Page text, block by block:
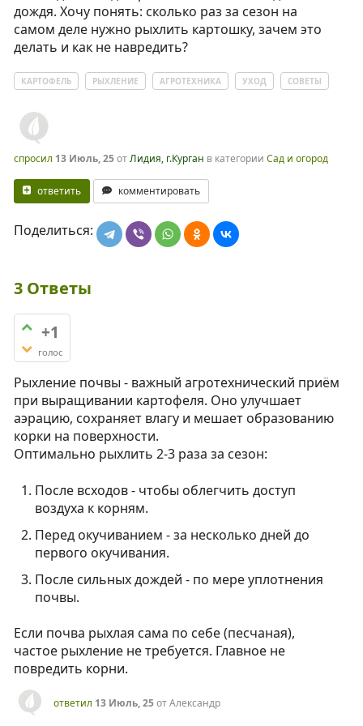
дождя. Хочу понять: сколько раз за сезон на
самом деле нужно рыхлить картошку, зачем это
делать и как не навредить?
КАРТОФЕЛЬ РЫХЛЕНИЕ АГРОТЕХНИКА УХОД СОВЕТЫ
спросил 13 Июль, 25отЛидия, г.Курган в категории Сад и огород
ответить комментировать
Поделиться:
3 Ответы
+1
голос
Рыхление почвы - важный агротехнический приём
при выращивании картофеля. Оно улучшает
аэрацию, сохраняет влагу и мешает образованию
корки на поверхности.
Оптимально рыхлить 2-3 раза за сезон:
После всходов - чтобы облегчить доступ
воздуха к корням.
Перед окучиванием - за несколько дней до
первого окучивания.
После сильных дождей - по мере уплотнения
почвы.
Если почва рыхлая сама по себе (песчаная),
частое рыхление не требуется. Главное не
повредить корни.
ответил 13 Июль, 25отАлександр